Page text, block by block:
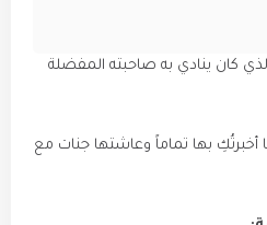
كان ينادي به صاحبته المفضلة
بها تماماً وعاشتها جنات مع